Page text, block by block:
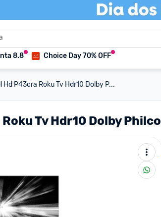
8.8 Choice Day 70% OFF
Hd P43cra Roku Tv Hdr10 Dolby P...
Tv Hdr10 Dolby Philco